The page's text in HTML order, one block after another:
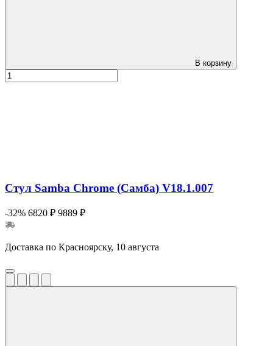
В корзину
Стул Samba Chrome (Самба) V18.1.007
-32% 6820 ₽ 9889 ₽
Доставка по Красноярску, 10 августа